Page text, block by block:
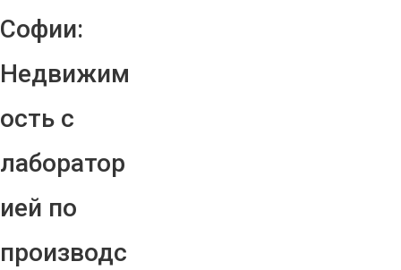
Софии:
Недвижим
ость с
лаборатор
ией по
производс